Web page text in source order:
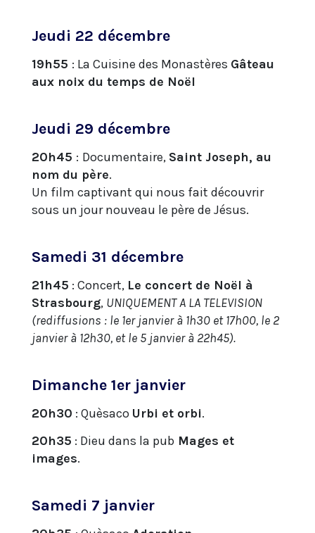
Jeudi 22 décembre
19h55 : La Cuisine des Monastères Gâteau
aux noix du temps de Noël
Jeudi 29 décembre
20h45 : Documentaire, Saint Joseph, au
nom du père.
Un film captivant qui nous fait découvrir
sous un jour nouveau le père de Jésus.
Samedi 31 décembre
21h45 : Concert, Le concert de Noël à
Strasbourg, UNIQUEMENT A LA TELEVISION
(rediffusions : le 1er janvier à 1h30 et 17h00, le 2
janvier à 12h30, et le 5 janvier à 22h45).
Dimanche 1er janvier
20h30 : Quèsaco Urbi et orbi.
20h35 : Dieu dans la pub Mages et
images.
Samedi 7 janvier